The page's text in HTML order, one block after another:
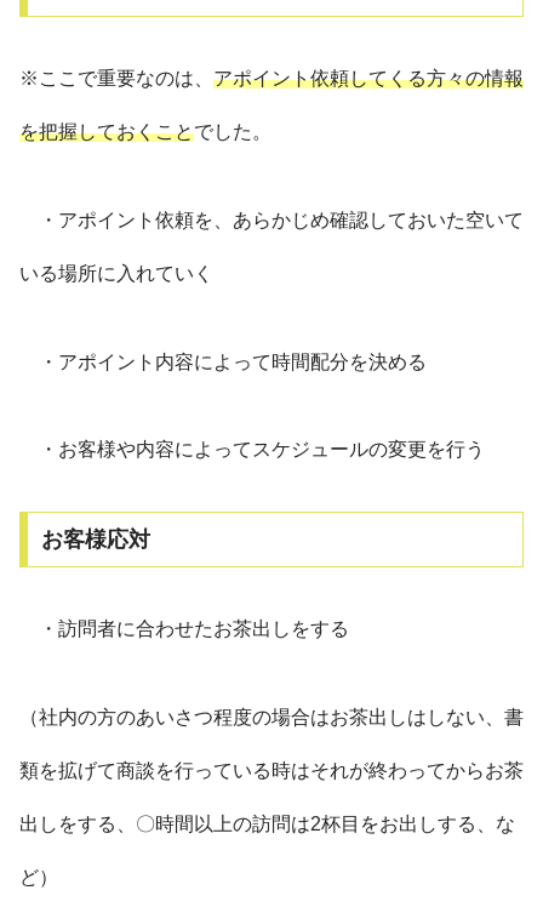
※ここで重要なのは、 アポイント依頼してくる方々の情報
を把握しておくことでした。
・アポイント依頼を、あらかじめ確認しておいた空いて
いる場所に入れていく
・アポイント内容によって時間配分を決める
・お客様や内容によってスケジュールの変更を行う
お客様応対
・訪問者に合わせたお茶出しをする
（社内の方のあいさつ程度の場合はお茶出しはしない、書
類を拡げて商談を行っている時はそれが終わってからお茶
出しをする、〇時間以上の訪問は2杯目をお出しする、な
ど）